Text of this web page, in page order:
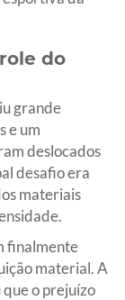
do
grande
e um
deslocados
desafio era
materiais
finalmente
material. A
o prejuízo